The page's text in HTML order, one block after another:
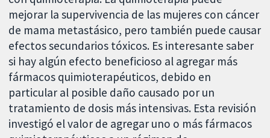
mejorar la supervivencia de las mujeres con cáncer
de mama metastásico, pero también puede causar
efectos secundarios tóxicos. Es interesante saber
si hay algún efecto beneficioso al agregar más
fármacos quimioterapéuticos, debido en
particular al posible daño causado por un
tratamiento de dosis más intensivas. Esta revisión
investigó el valor de agregar uno o más fármacos